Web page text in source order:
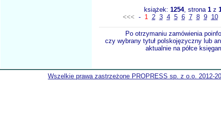
książek: 1254, strona 1z
<<< - 1 2 3 4 5 6 7 8 9 10
Po otrzymaniu zamówienia
czy wybrany tytuł polskojęzyczny lub
aktualnie na półce
Wszelkie prawa zastrzeżone PROPRESS sp. z o.o. 2012-